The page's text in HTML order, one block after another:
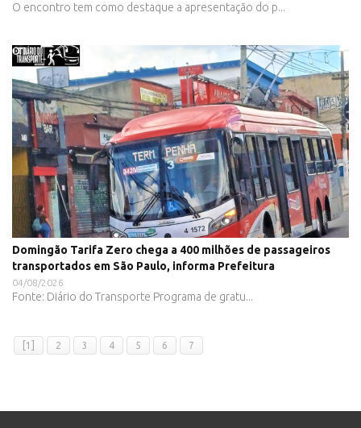
O encontro tem como destaque a apresentação do p...
Domingão Tarifa Zero chega a 400 milhões de passageiros
transportados em São Paulo, informa Prefeitura
04/08/2026
Fonte: Diário do Transporte Programa de gratu...
[1] 2 3 4 5 6 7